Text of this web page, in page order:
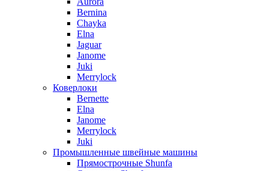
Bernina
Chayka
Elna
Jaguar
Janome
Juki
Merrylock
Коверлоки
Bernette
Elna
Janome
Merrylock
Juki
Промышленные швейные машины
Прямострочные Shunfa